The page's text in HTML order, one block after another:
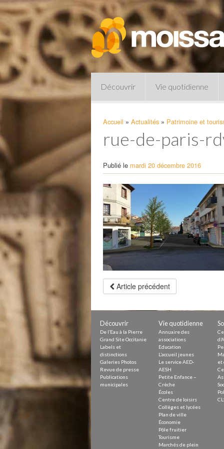
Découvrir Vie quotidienne
Pharmacies de garde
Petite Enfance – Crèche
Écoles
Centre de loisirs
Collèges et lycées
PAM – Pôle d’Attractivité de
Zones d’activités économiques
Animations du centre-ville
Annuaire des commerces
Démarchage
Urbanisme
Environnement
Déchets
Eau
Prévention des risques
Crues
Accueil » Actualités » Patrimoine et
rue-de-paris-
Publié le mardi 20 décembre 2016
Article précédent
Découvrir
De l’Eau à la Pierre
Grand Site Occitanie
Labels et
distinctions
Galeries Photos
Revue de presse
Publications
municipales
Vie quotidienne
Annuaire des
associations
Education
L’accueil jeunes
Le service AED-
AESH
Petite Enfance –
Crèche
Écoles
Centre de loisirs
Collèges et lycées
Plan de ville
Économie
Pôle fruitier
Tourisme
Marchés de plein
et